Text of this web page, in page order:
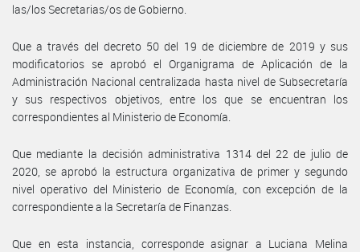
las/los Secretarias/os de Gobierno.
Que a través del decreto 50 del 19 de diciembre de 2019 y sus
modificatorios se aprobó el Organigrama de Aplicación de la
Administración Nacional centralizada hasta nivel de Subsecretaría
y sus respectivos objetivos, entre los que se encuentran los
correspondientes al Ministerio de Economía.
Que mediante la decisión administrativa 1314 del 22 de julio de
2020, se aprobó la estructura organizativa de primer y segundo
nivel operativo del Ministerio de Economía, con excepción de la
correspondiente a la Secretaría de Finanzas.
Que en esta instancia, corresponde asignar a Luciana Melina